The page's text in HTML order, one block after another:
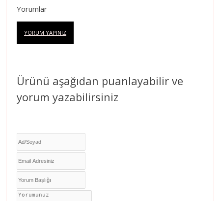
Yorumlar
YORUM YAPINIZ
Ürünü aşağıdan puanlayabilir ve
yorum yazabilirsiniz